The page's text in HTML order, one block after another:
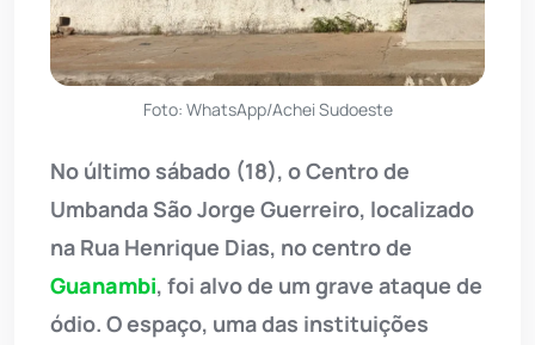
Foto: WhatsApp/Achei Sudoeste
No último sábado (18), o Centro de
Umbanda São Jorge Guerreiro, localizado
na Rua Henrique Dias, no centro de
Guanambi, foi alvo de um grave ataque de
ódio. O espaço, uma das instituições